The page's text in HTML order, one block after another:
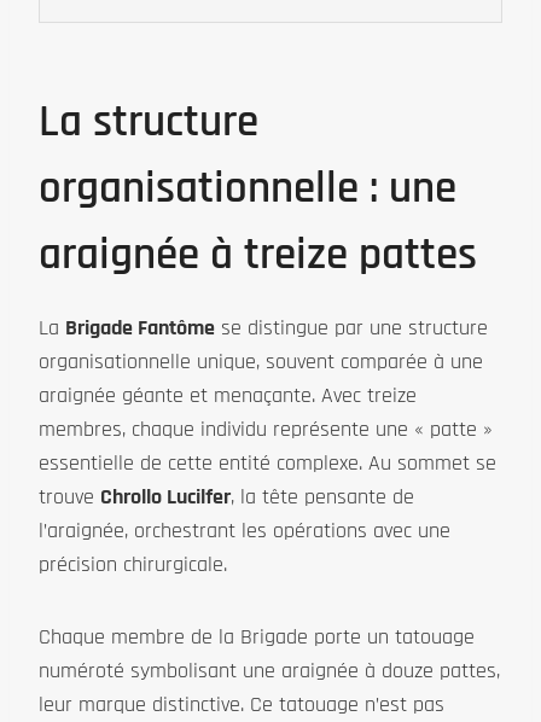
La structure
organisationnelle : une
araignée à treize pattes
La Brigade Fantôme se distingue par une structure
organisationnelle unique, souvent comparée à une
araignée géante et menaçante. Avec treize
membres, chaque individu représente une « patte »
essentielle de cette entité complexe. Au sommet se
trouve Chrollo Lucilfer, la tête pensante de
l’araignée, orchestrant les opérations avec une
précision chirurgicale.
Chaque membre de la Brigade porte un tatouage
numéroté symbolisant une araignée à douze pattes,
leur marque distinctive. Ce tatouage n’est pas